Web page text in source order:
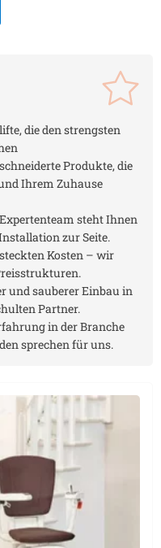
die den strengsten
Produkte, die
Ihrem Zuhause
steht Ihnen
zur Seite.
Kosten – wir
und sauberer Einbau in
Partner.
in der Branche
sprechen für uns.